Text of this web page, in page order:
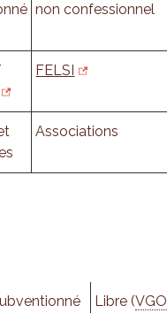
non confessionnel
FELSI
Associations
Libre (VGO